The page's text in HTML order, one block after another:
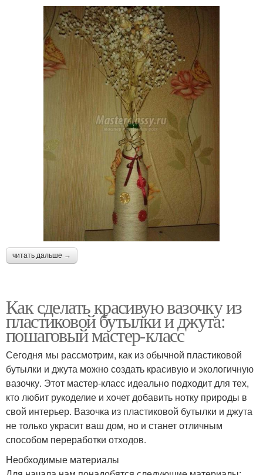
читать дальше →
Как сделать красивую вазочку из
пластиковой бутылки и джута:
пошаговый мастер-класс
Сегодня мы рассмотрим, как из обычной пластиковой
бутылки и джута можно создать красивую и экологичную
вазочку. Этот мастер-класс идеально подходит для тех,
кто любит рукоделие и хочет добавить нотку природы в
свой интерьер. Вазочка из пластиковой бутылки и джута
не только украсит ваш дом, но и станет отличным
способом переработки отходов.
Необходимые материалы